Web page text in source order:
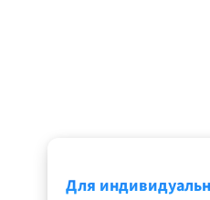
Проверяет
Для